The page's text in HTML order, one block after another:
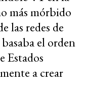
más mórbido
las redes de
el orden
Estados
a crear